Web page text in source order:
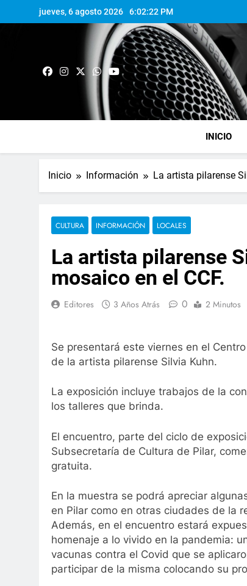
jueves, 6 agosto 2026 6:02:22 PM
INICIO
Inicio Información La artista pilarense
CULTURA INFORMACIÓN LOCALES
La artista pilarense
mosaico en el CCF.
Editores 3 Años Atrás 0 2 Minutos
Se presentará este viernes en el
de la artista pilarense Silvia Kuhn.
La exposición incluye trabajos de la
los talleres que brinda.
El encuentro, parte del ciclo de
Subsecretaría de Cultura de Pilar,
gratuita.
En la muestra se podrá apreciar
en Pilar como en otras ciudades de la
Además, en el encuentro estará
homenaje a lo vivido en la pandemia:
vacunas contra el Covid que se
participar de la misma colocando su